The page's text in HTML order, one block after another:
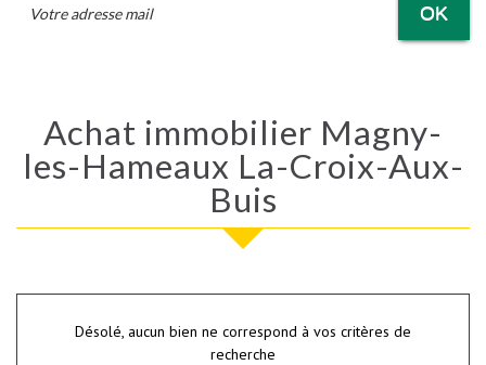
OK
Achat immobilier Magny-
les-Hameaux La-Croix-Aux-
Buis
Désolé, aucun bien ne correspond à vos critères de
recherche